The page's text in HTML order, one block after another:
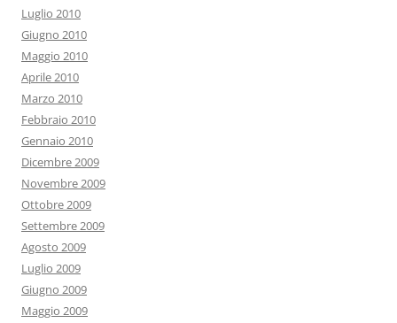
Luglio 2010
Giugno 2010
Maggio 2010
Aprile 2010
Marzo 2010
Febbraio 2010
Gennaio 2010
Dicembre 2009
Novembre 2009
Ottobre 2009
Settembre 2009
Agosto 2009
Luglio 2009
Giugno 2009
Maggio 2009